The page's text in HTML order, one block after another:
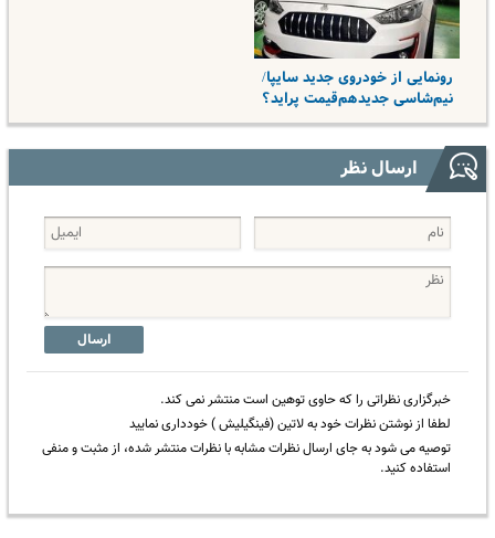
رونمایی از خودروی جدید سایپا/
نیم‌شاسی جدیدهم‌قیمت پراید؟
ارسال نظر
ارسال
خبرگزاری نظراتی را که حاوی توهین است منتشر نمی کند.
لطفا از نوشتن نظرات خود به لاتین (فینگیلیش ) خودداری نمایید
توصیه می شود به جای ارسال نظرات مشابه با نظرات منتشر شده، از مثبت و منفی
استفاده کنید.